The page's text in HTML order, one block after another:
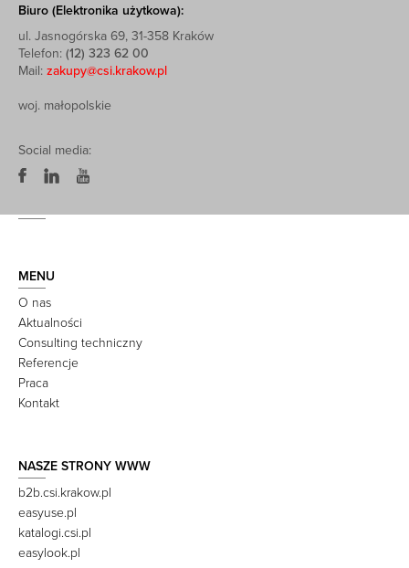
Biuro (Elektronika użytkowa):
ul. Jasnogórska 69, 31-358 Kraków
Telefon: (12) 323 62 00
Mail: zakupy@csi.krakow.pl
woj. małopolskie
Social media:
MENU
O nas
Aktualności
Consulting techniczny
Referencje
Praca
Kontakt
NASZE STRONY WWW
b2b.csi.krakow.pl
easyuse.pl
katalogi.csi.pl
easylook.pl